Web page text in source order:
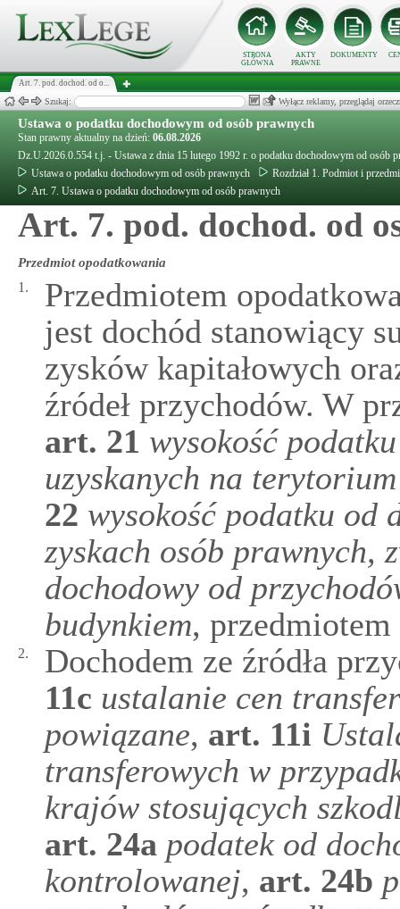
STRONA
GŁÓWNA
AKTY
PRAWNE
DOKUMENTY
Art. 7. pod. dochod. od o...
Szukaj: Wyłącz reklamy, przeglądaj
Ustawa o podatku dochodowym od osób prawnych
Stan prawny aktualny na dzień: 06.08.2026
Dz.U.2026.0.554 t.j. - Ustawa z dnia 15 lutego 1992 r. o podatku dochodowym od osób
Ustawa o podatku dochodowym od osób prawnych
Rozdział 1. Podmiot i
Art. 7. Ustawa o podatku dochodowym od osób prawnych
Art. 7. pod. dochod. od
Przedmiot opodatkowania
1.
Przedmiotem
jest dochód stanowiący
zysków kapitałowych
źródeł przychodów. W
art. 21 wysokość
uzyskanych na
22 wysokość podatku od
zyskach osób prawnych,
dochodowy od
budynkiem,
2.
Dochodem ze źródła
11c ustalanie cen
powiązane, art. 11i
transferowych w
krajów stosujących
art. 24a podatek od
kontrolowanej, art. 24b